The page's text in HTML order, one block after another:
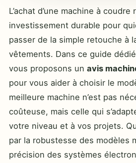
L’achat d’une machine à
investissement durable pour
passer de la simple retouche à
vêtements. Dans ce guide
vous proposons un avis
pour vous aider à choisir le
meilleure machine n’est pas
coûteuse, mais celle qui
votre niveau et à vos projets.
par la robustesse des modèles
précision des systèmes